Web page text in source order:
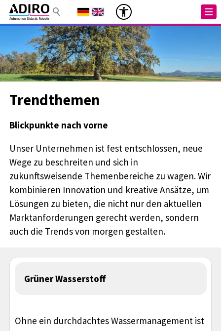
Trendthemen
Blickpunkte nach vorne
Unser Unternehmen ist fest entschlossen, neue
Wege zu beschreiten und sich in
zukunftsweisende Themenbereiche zu wagen. Wir
kombinieren Innovation und kreative Ansätze, um
Lösungen zu bieten, die nicht nur den aktuellen
Marktanforderungen gerecht werden, sondern
auch die Trends von morgen gestalten.
Grüner Wasserstoff
Ohne ein durchdachtes Wassermanagement ist